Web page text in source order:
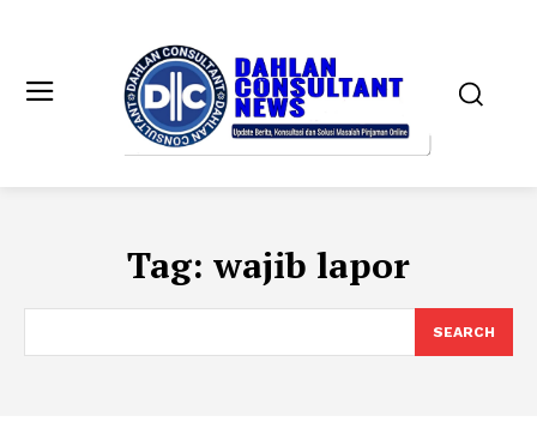
Tag: wajib lapor
SEARCH